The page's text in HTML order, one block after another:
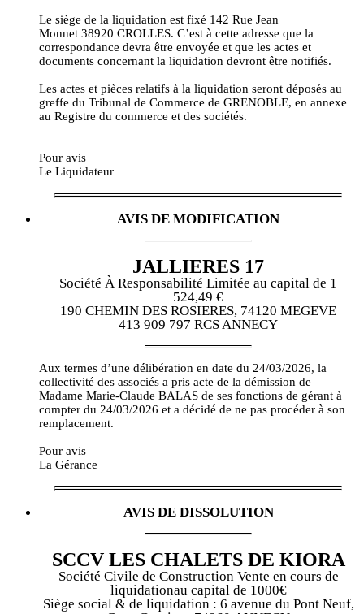
Le siège de la liquidation est fixé 142 Rue Jean
Monnet 38920 CROLLES. C’est à cette adresse que la
correspondance devra être envoyée et que les actes et
documents concernant la liquidation devront être notifiés.
Les actes et pièces relatifs à la liquidation seront déposés au
greffe du Tribunal de Commerce de GRENOBLE, en annexe
au Registre du commerce et des sociétés.
Pour avis
Le Liquidateur
AVIS DE MODIFICATION
JALLIERES 17
Société À Responsabilité Limitée au capital de 1
524,49 €
190 CHEMIN DES ROSIERES, 74120 MEGEVE
413 909 797 RCS ANNECY
Aux termes d’une délibération en date du 24/03/2026, la
collectivité des associés a pris acte de la démission de
Madame Marie-Claude BALAS de ses fonctions de gérant à
compter du 24/03/2026 et a décidé de ne pas procéder à son
remplacement.
Pour avis
La Gérance
AVIS DE DISSOLUTION
SCCV LES CHALETS DE KIORA
Société Civile de Construction Vente en cours de
liquidationau capital de 1000€
Siège social & de liquidation : 6 avenue du Pont Neuf,